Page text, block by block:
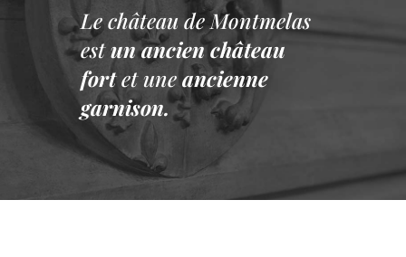
Le château de Montmelas
est un ancien château
fort et une ancienne
garnison.